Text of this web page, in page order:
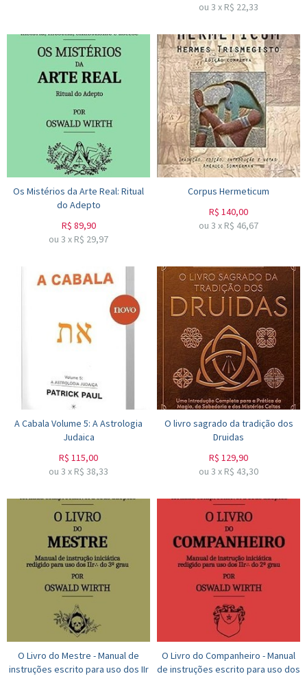
ou 3 x R$ 22,33
Os Mistérios da Arte Real: Ritual
do Adepto
R$ 89,90
ou 3 x R$ 29,97
Corpus Hermeticum
R$ 140,00
ou 3 x R$ 46,67
A Cabala Volume 5: A Astrologia
Judaica
R$ 115,00
ou 3 x R$ 38,33
O livro sagrado da tradição dos
Druidas
R$ 129,90
ou 3 x R$ 43,30
O Livro do Mestre - Manual de
instruções escrito para uso dos IIr
O Livro do Companheiro - Manual
de instruções escrito para uso dos